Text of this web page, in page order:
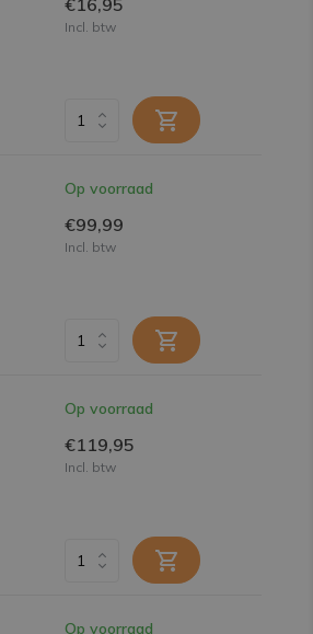
€16,95
Incl. btw
Op voorraad
€99,99
Incl. btw
Op voorraad
€119,95
Incl. btw
Op voorraad